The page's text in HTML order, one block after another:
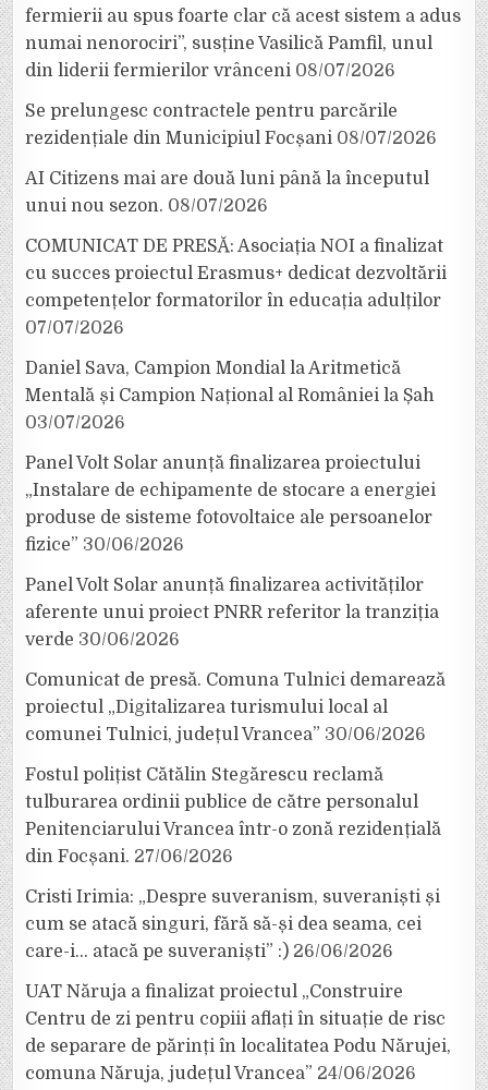
fermierii au spus foarte clar că acest sistem a adus
numai nenorociri”, susține Vasilică Pamfil, unul
din liderii fermierilor vrânceni 08/07/2026
Se prelungesc contractele pentru parcările
rezidențiale din Municipiul Focșani 08/07/2026
AI Citizens mai are două luni până la începutul
unui nou sezon. 08/07/2026
COMUNICAT DE PRESĂ: Asociația NOI a finalizat
cu succes proiectul Erasmus+ dedicat dezvoltării
competențelor formatorilor în educația adulților
07/07/2026
Daniel Sava, Campion Mondial la Aritmetică
Mentală și Campion Național al României la Șah
03/07/2026
Panel Volt Solar anunță finalizarea proiectului
„Instalare de echipamente de stocare a energiei
produse de sisteme fotovoltaice ale persoanelor
fizice” 30/06/2026
Panel Volt Solar anunță finalizarea activităților
aferente unui proiect PNRR referitor la tranziția
verde 30/06/2026
Comunicat de presă. Comuna Tulnici demarează
proiectul „Digitalizarea turismului local al
comunei Tulnici, județul Vrancea” 30/06/2026
Fostul polițist Cătălin Stegărescu reclamă
tulburarea ordinii publice de către personalul
Penitenciarului Vrancea într-o zonă rezidențială
din Focșani. 27/06/2026
Cristi Irimia: „Despre suveranism, suveraniști și
cum se atacă singuri, fără să-și dea seama, cei
care-i… atacă pe suveraniști” :) 26/06/2026
UAT Năruja a finalizat proiectul „Construire
Centru de zi pentru copiii aflați în situație de risc
de separare de părinți în localitatea Podu Nărujei,
comuna Năruja, județul Vrancea” 24/06/2026